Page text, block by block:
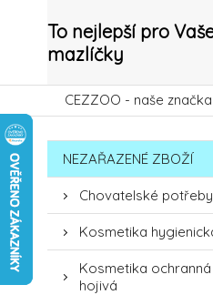
To nejlepší pro
mazlíčky
CEZZOO - naše značka
NEZAŘAZENÉ ZBOŽÍ
Chovatelské potřeby
Kosmetika
Kosmetika
hojivá